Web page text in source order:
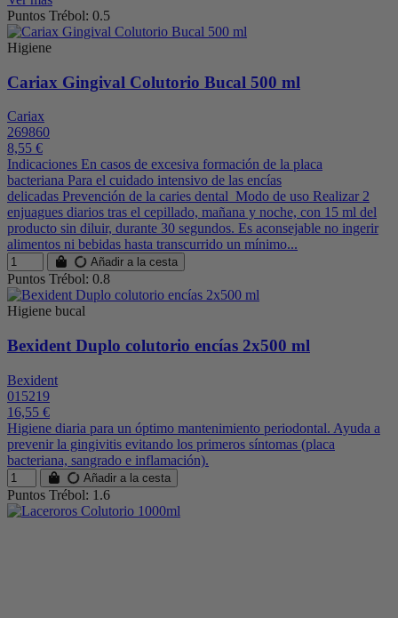
Puntos Trébol: 0.5
Higiene
Cariax Gingival Colutorio Bucal 500 ml
Cariax
269860
8,55 €
Indicaciones En casos de excesiva formación de la placa
bacteriana Para el cuidado intensivo de las encías
delicadas Prevención de la caries dental Modo de uso Realizar 2
enjuagues diarios tras el cepillado, mañana y noche, con 15 ml del
producto sin diluir, durante 30 segundos. Es aconsejable no ingerir
alimentos ni bebidas hasta transcurrido un mínimo...
Añadir a la cesta
Puntos Trébol: 0.8
Higiene bucal
Bexident Duplo colutorio encías 2x500 ml
Bexident
015219
16,55 €
Higiene diaria para un óptimo mantenimiento periodontal. Ayuda a
prevenir la gingivitis evitando los primeros síntomas (placa
bacteriana, sangrado e inflamación).
Añadir a la cesta
Puntos Trébol: 1.6